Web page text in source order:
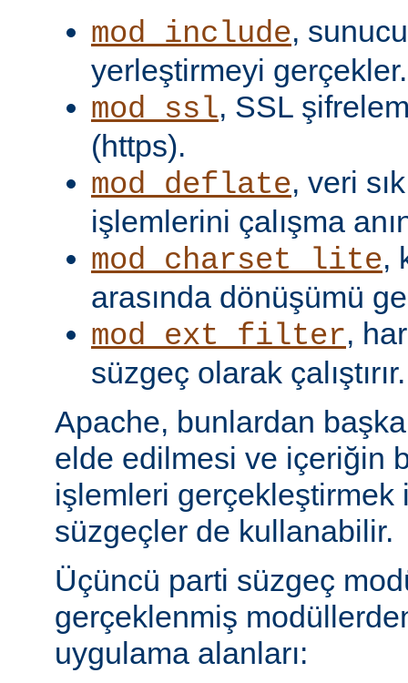
mod_include,
yerleştirmeyi gerçekler.
mod_ssl, SSL
(https).
mod_deflate, veri
işlemlerini çalışma
mod_charset_lite,
arasında dönüşümü
mod_ext_filter,
süzgeç olarak çalıştırır.
Apache, bunlardan
elde edilmesi ve içeriğin
işlemleri gerçekleştirmek
süzgeçler de kullanabilir.
Üçüncü parti süzgeç
gerçeklenmiş
uygulama alanları: